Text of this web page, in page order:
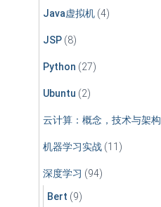
Java虚拟机 (4)
JSP (8)
Python (27)
Ubuntu (2)
云计算：概念，技术与架构
机器学习实战 (11)
深度学习 (94)
Bert (9)